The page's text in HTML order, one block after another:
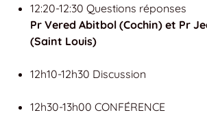
12:20-12:30 Questions réponses
Pr Vered Abitbol (Cochin) et Pr
(Saint Louis)
12h10-12h30 Discussion
12h30-13h00 CONFÉRENCE